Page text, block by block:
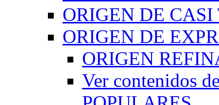
ORIGEN DE CASI
ORIGEN DE
ORIGEN
Ver contenidos